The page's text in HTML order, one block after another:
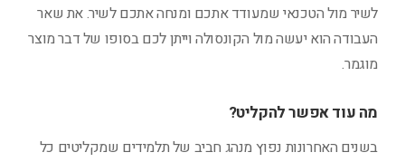
לשיר מול הטכנאי שמעודד אתכם ומנחה אתכם לשיר. את שאר
העבודה הוא יעשה מול הקונסולה וייתן לכם בסופו של דבר מוצר
מוגמר.
מה עוד אפשר להקליט?
בשנים האחרונות נפוץ מנהג חביב של תלמידים שמקליטים כל